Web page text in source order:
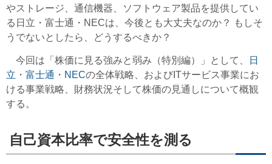
やストレージ、通信機器、ソフトウェア製品を提供してい
る日立・富士通・NECは、今後とも大丈夫なのか？ もしそ
うでないとしたら、どうするべきか？
今回は「株価に見る強みと弱み（特別編）」として、
日
立 ・ 富士通 ・ NECの全体戦略、およびITサービス事業にお
ける事業戦略、財務状況そして株価の見通しについて概観
する。
自己資本比率で安全性を測る